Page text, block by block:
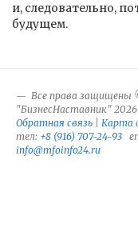
и, следовательно,
будущем.
Все права защищены
"БизнесНаставник" 2026
Обратная связь
Карта
тел: +8 (916) 707-24-93
info@mfoinfo24.ru